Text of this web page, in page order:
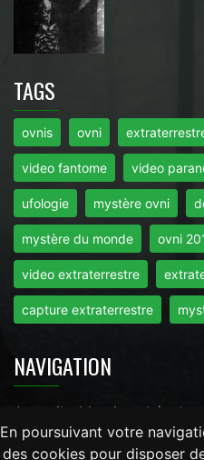
En poursuivant votre
des cookies pour disposer
TAGS
ovnis ovni
video fantome video
ufologie mystère ovni
mystère du monde ovni
video extraterrestre
capture extraterrestre
NAVIGATION
Accueil Mentions Légales